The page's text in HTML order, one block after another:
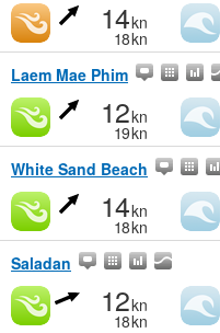
14kn
18kn
Laem Mae Phim
12kn
19kn
White Sand Beach
14kn
18kn
Saladan
12kn
18kn